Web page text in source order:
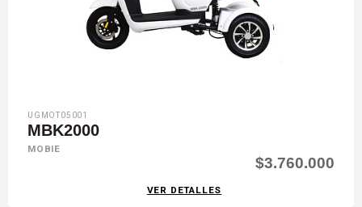
UGMOT05001
MBK2000
MOBIE
$3.760.000
VER DETALLES